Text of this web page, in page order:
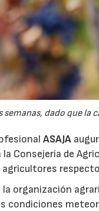
semanas, dado que la
ASAJA
la Consejería de
la organización
condiciones